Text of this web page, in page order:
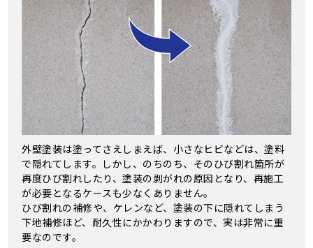
外壁塗装は塗ってさえしまえば、小さなヒビなどは、塗料
で隠れてします。しかし、のちのち、そのひび割れ箇所が
再度ひび割れしたり、塗装の剥がれの原因となり、再施工
が必要となるケースも少なくありません。
ひび割れの補修や、ケレンなど、塗装の下に隠れてしまう
下地補修ほど、耐久性にかかわりますので、実は非常に重
要なのです。